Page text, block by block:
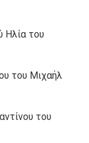
του
του Μιχαήλ
του